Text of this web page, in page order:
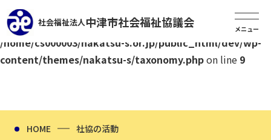
社会福祉法人中津市社会福祉協議会
Warning: Undefined variable $post_id in
/home/cs000003/nakatsu-s.or.jp/public_html/dev/wp-
content/themes/nakatsu-s/taxonomy.phpon line 9
HOME 社協の活動